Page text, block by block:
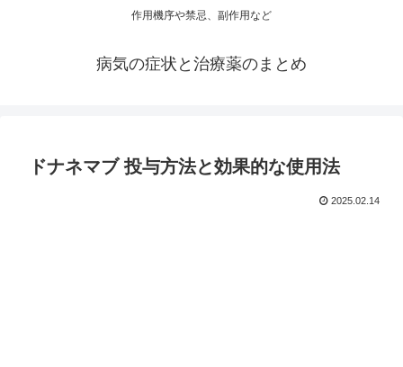
作用機序や禁忌、副作用など
病気の症状と治療薬のまとめ
ドナネマブ 投与方法と効果的な使用法
2025.02.14